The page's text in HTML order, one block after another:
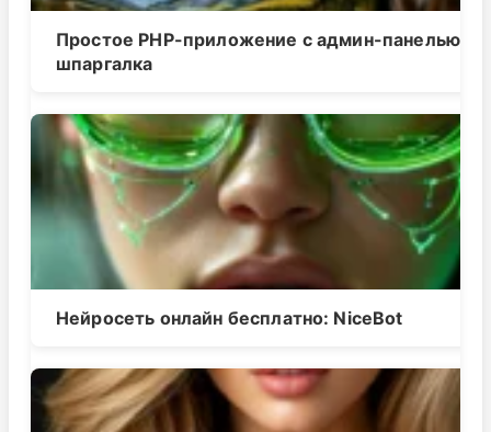
Простое PHP-приложение с админ-панелью,
шпаргалка
Нейросеть онлайн бесплатно: NiceBot